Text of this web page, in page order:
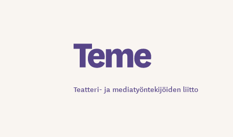
Teatteri- ja mediatyöntekijöiden liitto